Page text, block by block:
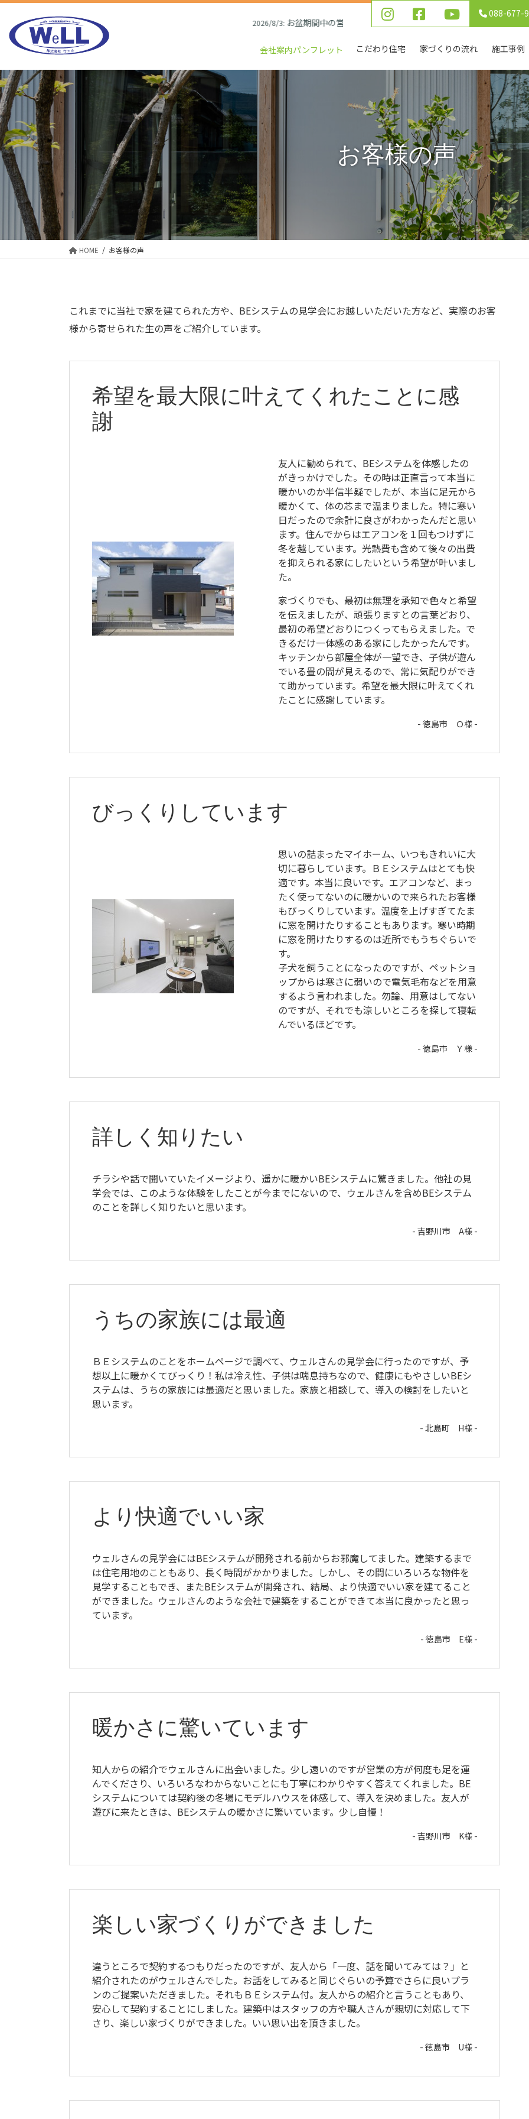
コ
へ
ス
キ
ッ
プ
ナ
ョ
ン
に
移
動
2026/8/3:お盆期間中の営業について
会社案内パンフレット こだわり住宅 家づくりの流れ 施工事例
088-677-
お客様の声
HOME お客様の声
これまでに当社で家を建てられた方や、BEシステムの見学会にお越しいただいた方など、実際のお客
様から寄せられた生の声をご紹介しています。
希望を最大限に叶えてくれたことに感
謝
友人に勧められて、BEシステムを体感したの
がきっかけでした。その時は正直言って本当に
暖かいのか半信半疑でしたが、本当に足元から
暖かくて、体の芯まで温まりました。特に寒い
日だったので余計に良さがわかったんだと思い
ます。住んでからはエアコンを１回もつけずに
冬を越しています。光熱費も含めて後々の出費
を抑えられる家にしたいという希望が叶いまし
た。
家づくりでも、最初は無理を承知で色々と希望
を伝えましたが、頑張りますとの言葉どおり、
最初の希望どおりにつくってもらえました。で
きるだけ一体感のある家にしたかったんです。
キッチンから部屋全体が一望でき、子供が遊ん
でいる畳の間が見えるので、常に気配りができ
て助かっています。希望を最大限に叶えてくれ
たことに感謝しています。
- 徳島市 Ｏ様 -
びっくりしています
思いの詰まったマイホーム、いつもきれいに大
切に暮らしています。ＢＥシステムはとても快
適です。本当に良いです。エアコンなど、まっ
たく使ってないのに暖かいので来られたお客様
もびっくりしています。温度を上げすぎてたま
に窓を開けたりすることもあります。寒い時期
に窓を開けたりするのは近所でもうちぐらいで
す。
子犬を飼うことになったのですが、ペットショ
ップからは寒さに弱いので電気毛布などを用意
するよう言われました。勿論、用意はしてない
のですが、それでも涼しいところを探して寝転
んでいるほどです。
- 徳島市 Ｙ様 -
詳しく知りたい
チラシや話で聞いていたイメージより、遥かに暖かいBEシステムに驚きました。他社の見
学会では、このような体験をしたことが今までにないので、ウェルさんを含めBEシステム
のことを詳しく知りたいと思います。
- 吉野川市 A様 -
うちの家族には最適
ＢＥシステムのことをホームページで調べて、ウェルさんの見学会に行ったのですが、予
想以上に暖かくてびっくり！私は冷え性、子供は喘息持ちなので、健康にもやさしいBEシ
ステムは、うちの家族には最適だと思いました。家族と相談して、導入の検討をしたいと
思います。
- 北島町 H様 -
より快適でいい家
ウェルさんの見学会にはBEシステムが開発される前からお邪魔してました。建築するまで
は住宅用地のこともあり、長く時間がかかりました。しかし、その間にいろいろな物件を
見学することもでき、またBEシステムが開発され、結局、より快適でいい家を建てること
ができました。ウェルさんのような会社で建築をすることができて本当に良かったと思っ
ています。
- 徳島市 E様 -
暖かさに驚いています
知人からの紹介でウェルさんに出会いました。少し遠いのですが営業の方が何度も足を運
んでくださり、いろいろなわからないことにも丁寧にわかりやすく答えてくれました。BE
システムについては契約後の冬場にモデルハウスを体感して、導入を決めました。友人が
遊びに来たときは、BEシステムの暖かさに驚いています。少し自慢！
- 吉野川市 K様 -
楽しい家づくりができました
違うところで契約するつもりだったのですが、友人から「一度、話を聞いてみては？」と
紹介されたのがウェルさんでした。お話をしてみると同じぐらいの予算でさらに良いプラ
ンのご提案いただきました。それもＢＥシステム付。友人からの紹介と言うこともあり、
安心して契約することにしました。建築中はスタッフの方や職人さんが親切に対応して下
さり、楽しい家づくりができました。いい思い出を頂きました。
- 徳島市 U様 -